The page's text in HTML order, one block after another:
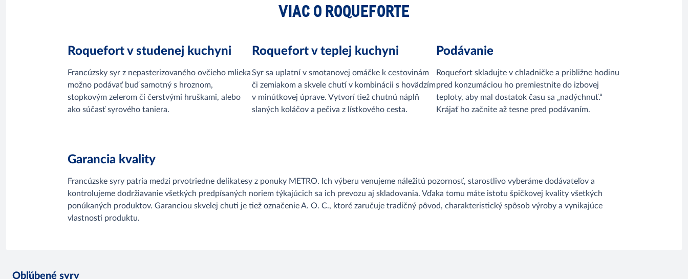
VIAC O ROQUEFORTE
Roquefort v studenej kuchyni
Francúzsky syr z nepasterizovaného ovčieho mlieka
možno podávať buď samotný s hroznom,
stopkovým zelerom či čerstvými hruškami, alebo
ako súčasť syrového taniera.
Roquefort v teplej kuchyni
Syr sa uplatní v smotanovej omáčke k cestovinám
či zemiakom a skvele chutí v kombinácii s hovädzím
v minútkovej úprave. Vytvorí tiež chutnú náplň
slaných koláčov a pečiva z lístkového cesta.
Podávanie
Roquefort skladujte v chladničke a približne hodinu
pred konzumáciou ho premiestnite do izbovej
teploty, aby mal dostatok času sa „nadýchnuť.“
Krájať ho začnite až tesne pred podávaním.
Garancia kvality
Francúzske syry patria medzi prvotriedne delikatesy z ponuky METRO. Ich výberu venujeme náležitú pozornosť, starostlivo vyberáme dodávateľov a
kontrolujeme dodržiavanie všetkých predpísaných noriem týkajúcich sa ich prevozu aj skladovania. Vďaka tomu máte istotu špičkovej kvality všetkých
ponúkaných produktov. Garanciou skvelej chuti je tiež označenie A. O. C., ktoré zaručuje tradičný pôvod, charakteristický spôsob výroby a vynikajúce
vlastnosti produktu.
Obľúbené syry